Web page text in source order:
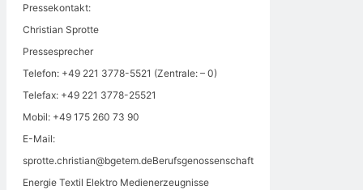
Pressekontakt:
Christian Sprotte
Pressesprecher
Telefon: +49 221 3778-5521 (Zentrale: – 0)
Telefax: +49 221 3778-25521
Mobil: +49 175 260 73 90
E-Mail:
sprotte.christian@bgetem.deBerufsgenossenschaft
Energie Textil Elektro Medienerzeugnisse